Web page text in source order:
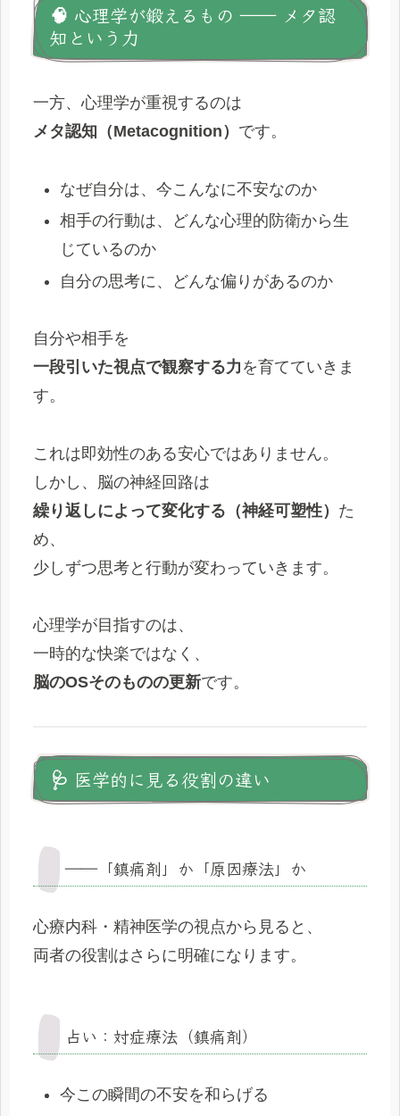
🧠 心理学が鍛えるもの ―― メタ認
知という力
一方、心理学が重視するのは
メタ認知（Metacognition） です。
なぜ自分は、今こんなに不安なのか
相手の行動は、どんな心理的防衛から生
じているのか
自分の思考に、どんな偏りがあるのか
自分や相手を
一段引いた視点で観察する力 を育てていきま
す。
これは即効性のある安心ではありません。
しかし、脳の神経回路は
繰り返しによって変化する（神経可塑性） た
め、
少しずつ思考と行動が変わっていきます。
心理学が目指すのは、
一時的な快楽ではなく、
脳のOSそのものの更新です。
🩺 医学的に見る役割の違い
――「鎮痛剤」か「原因療法」か
心療内科・精神医学の視点から見ると、
両者の役割はさらに明確になります。
占い：対症療法（鎮痛剤）
今この瞬間の不安を和らげる